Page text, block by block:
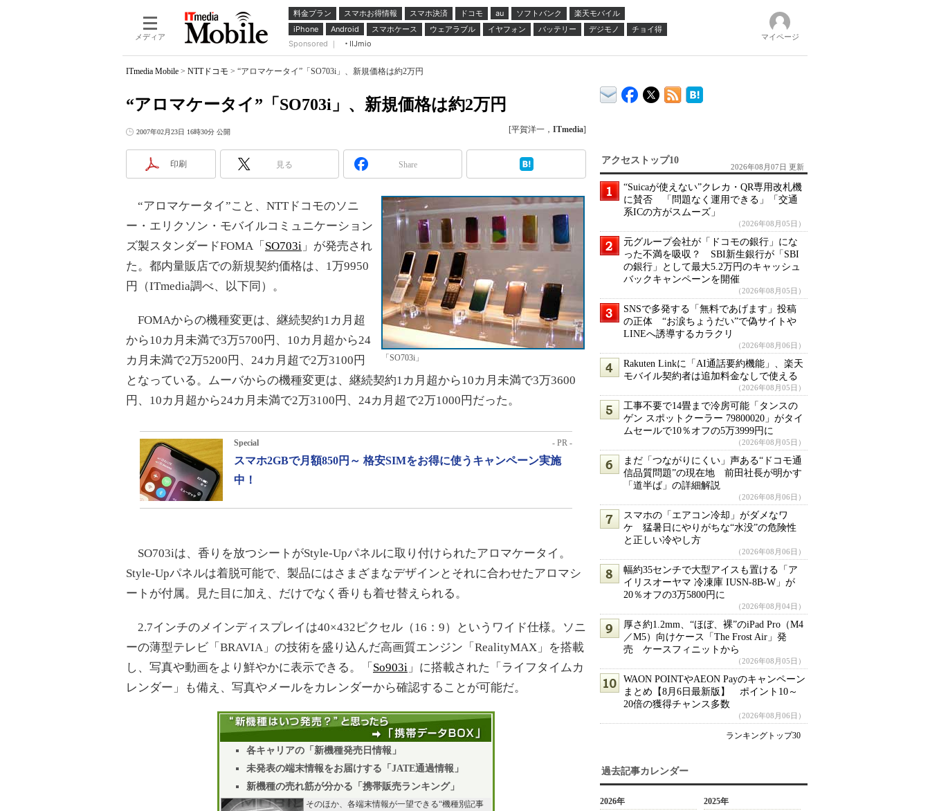
メディア
料金プラン スマホお得情報 スマホ決済 ドコモ au ソフトバンク
楽天モバイル
iPhone
Android スマホケース ウェアラブル イヤフォン バッテリー デジモノ
チョイ得
Sponsored ｜
IIJmio
マイページ
ITmedia Mobile > NTTドコモ > “アロマケータイ”「SO703i」、新規価格は約2万円
“アロマケータイ”「SO703i」、新規価格は約2万円
2007年02月23日 16時30分 公開 [平賀洋一， ITmedia]
印刷 見る Share
「SO703i」
“アロマケータイ”こと、NTTドコモのソニ
ー・エリクソン・モバイルコミュニケーション
ズ製スタンダードFOMA「 SO703i 」が発売され
た。都内量販店での新規契約価格は、1万9950
円（ITmedia調べ、以下同）。
FOMAからの機種変更は、継続契約1カ月超
から10カ月未満で3万5700円、10カ月超から24
カ月未満で2万5200円、24カ月超で2万3100円
となっている。ムーバからの機種変更は、継続契約1カ月超から10カ月未満で3万3600
円、10カ月超から24カ月未満で2万3100円、24カ月超で2万1000円だった。
Special - PR -
スマホ2GBで月額850円～ 格安SIMをお得に使うキャンペーン実施
中！
SO703iは、香りを放つシートがStyle-Upパネルに取り付けられたアロマケータイ。
Style-Upパネルは着脱可能で、製品にはさまざまなデザインとそれに合わせたアロマシ
ートが付属。見た目に加え、だけでなく香りも着せ替えられる。
2.7インチのメインディスプレイは40×432ピクセル（16：9）というワイド仕様。ソニ
ーの薄型テレビ「BRAVIA」の技術を盛り込んだ高画質エンジン「RealityMAX」を搭載
し、写真や動画をより鮮やかに表示できる。「 So903i 」に搭載された「ライフタイムカ
レンダー」も備え、写真やメールをカレンダーから確認することが可能だ。
各キャリアの「新機種発売日情報」
未発表の端末情報をお届けする「JATE通過情報」
新機種の売れ筋が分かる「携帯販売ランキング」
そのほか、各端末情報が一望できる“機種別記事
アクセストップ10
2026年08月07日 更新
“Suicaが使えない”クレカ・QR専用改札機
に賛否 「問題なく運用できる」「交通
系ICの方がスムーズ」
（2026年08月05日）
元グループ会社が「ドコモの銀行」にな
った不満を吸収？ SBI新生銀行が「SBI
の銀行」として最大5.2万円のキャッシュ
バックキャンペーンを開催
（2026年08月05日）
SNSで多発する「無料であげます」投稿
の正体 “お涙ちょうだい”で偽サイトや
LINEへ誘導するカラクリ
（2026年08月06日）
Rakuten Linkに「AI通話要約機能」、楽天
モバイル契約者は追加料金なしで使える
（2026年08月05日）
工事不要で14畳まで冷房可能「タンスの
ゲン スポットクーラー 79800020」がタイ
ムセールで10％オフの5万3999円に
（2026年08月05日）
まだ「つながりにくい」声ある“ドコモ通
信品質問題”の現在地 前田社長が明かす
「道半ば」の詳細解説
（2026年08月06日）
スマホの「エアコン冷却」がダメなワ
ケ 猛暑日にやりがちな“水没”の危険性
と正しい冷やし方
（2026年08月06日）
幅約35センチで大型アイスも置ける「ア
イリスオーヤマ 冷凍庫 IUSN-8B-W」が
20％オフの3万5800円に
（2026年08月04日）
厚さ約1.2mm、“ほぼ、裸”のiPad Pro（M4
／M5）向けケース「The Frost Air」発
売 ケースフィニットから
（2026年08月05日）
WAON POINTやAEON Payのキャンペーン
まとめ【8月6日最新版】 ポイント10～
20倍の獲得チャンス多数
（2026年08月06日）
ランキングトップ30
過去記事カレンダー
2026年 2025年